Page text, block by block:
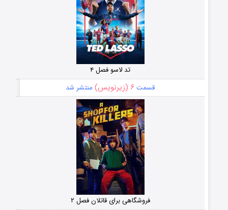
تد لاسو فصل ۴
قسمت ۶ (زیرنویس) منتشر شد
فروشگاهی برای قاتلان فصل ۲